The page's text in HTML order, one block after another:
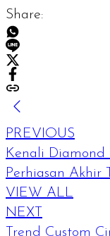
Share:
PREVIOUS
Kenali Diamond
Perhiasan Akhir
VIEW ALL
NEXT
Trend Custom